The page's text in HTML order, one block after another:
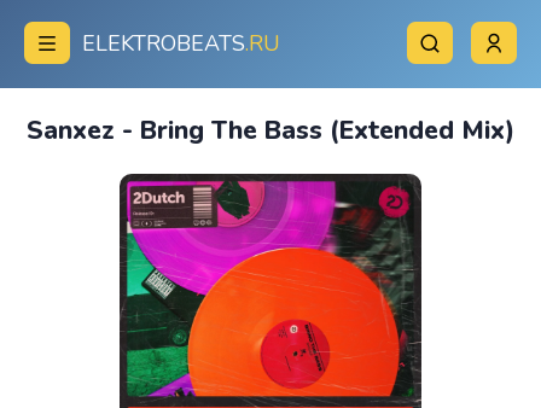
ELEKTROBEATS.RU
Sanxez - Bring The Bass (Extended Mix)